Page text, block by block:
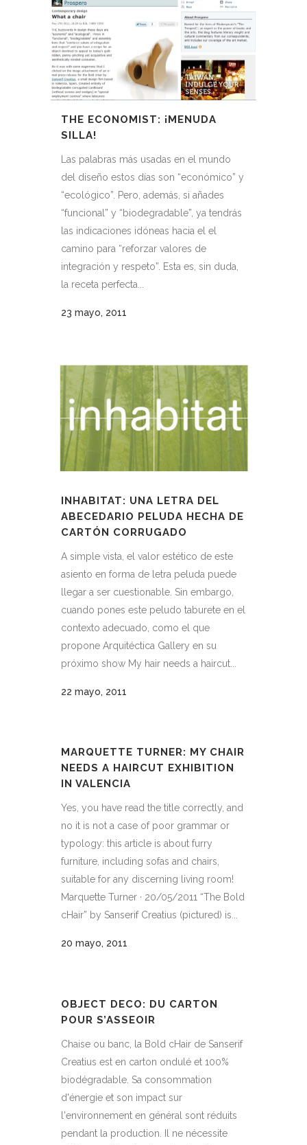
THE ECONOMIST: ¡MENUDA
SILLA!
Las palabras más usadas en el mundo
del diseño estos días son “económico” y
“ecológico”. Pero, además, si añades
“funcional” y “biodegradable”, ya tendrás
las indicaciones idóneas hacia el el
camino para “reforzar valores de
integración y respeto”. Esta es, sin duda,
la receta perfecta...
23 mayo, 2011
INHABITAT: UNA LETRA DEL
ABECEDARIO PELUDA HECHA DE
CARTÓN CORRUGADO
A simple vista, el valor estético de este
asiento en forma de letra peluda puede
llegar a ser cuestionable. Sin embargo,
cuando pones este peludo taburete en el
contexto adecuado, como el que
propone Arquitéctica Gallery en su
próximo show My hair needs a haircut...
22 mayo, 2011
MARQUETTE TURNER: MY CHAIR
NEEDS A HAIRCUT EXHIBITION
IN VALENCIA
Yes, you have read the title correctly, and
no it is not a case of poor grammar or
typology: this article is about furry
furniture, including sofas and chairs,
suitable for any discerning living room!
Marquette Turner · 20/05/2011 “The Bold
cHair” by Sanserif Creatius (pictured) is...
20 mayo, 2011
OBJECT DECO: DU CARTON
POUR S’ASSEOIR
Chaise ou banc, la Bold cHair de Sanserif
Creatius est en carton ondulé et 100%
biodégradable. Sa consommation
d'énergie et son impact sur
l'environnement en général sont réduits
pendant la production. Il ne nécessite